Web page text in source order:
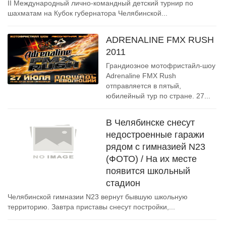
II Международный лично-командный детский турнир по
шахматам на Кубок губернатора Челябинской...
ADRENALINE FMX RUSH
2011
Грандиозное мотофристайл-шоу
Adrenaline FMX Rush
отправляется в пятый,
юбилейный тур по стране. 27...
В Челябинске снесут
недостроенные гаражи
рядом с гимназией N23
(ФОТО) / На их месте
появится школьный
стадион
Челябинской гимназии N23 вернут бывшую школьную
территорию. Завтра приставы снесут постройки,...